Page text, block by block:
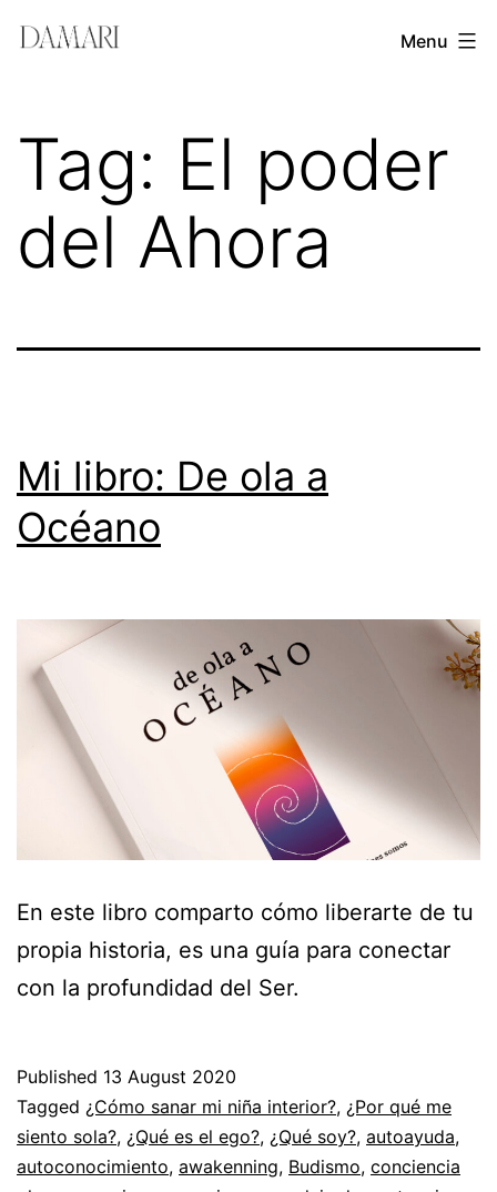
Damari
Creativity
Mentor
Menu
Tag: El poder
del Ahora
Mi libro: De ola a
Océano
En este libro comparto cómo liberarte de tu
propia historia, es una guía para conectar
con la profundidad del Ser.
Published 13 August 2020
Categorized
as
Espiritualidad
Tagged ¿Cómo sanar mi niña interior?, ¿Por qué me
siento sola?, ¿Qué es el ego?, ¿Qué soy?, autoayuda,
autoconocimiento, awakenning, Budismo, conciencia